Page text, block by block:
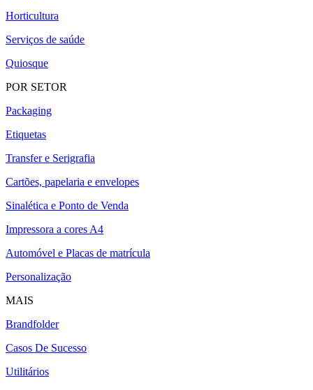
Horticultura
Serviços de saúde
Quiosque
POR SETOR
Packaging
Etiquetas
Transfer e Serigrafia
Cartões, papelaria e envelopes
Sinalética e Ponto de Venda
Impressora a cores A4
Automóvel e Placas de matrícula
Personalização
MAIS
Brandfolder
Casos De Sucesso
Utilitários